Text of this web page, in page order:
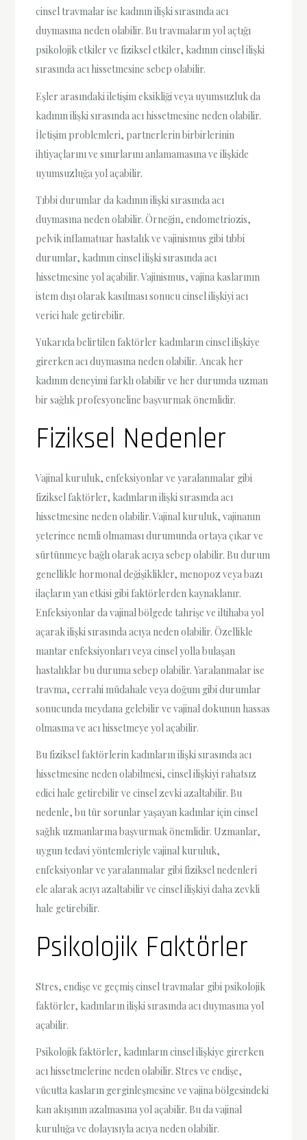
cinsel travmalar ise kadının ilişki sırasında acı
duymasına neden olabilir. Bu travmaların yol açtığı
psikolojik etkiler ve fiziksel etkiler, kadının cinsel ilişki
sırasında acı hissetmesine sebep olabilir.
Eşler arasındaki iletişim eksikliği veya uyumsuzluk da
kadının ilişki sırasında acı hissetmesine neden olabilir.
İletişim problemleri, partnerlerin birbirlerinin
ihtiyaçlarını ve sınırlarını anlamamasına ve ilişkide
uyumsuzluğa yol açabilir.
Tıbbi durumlar da kadının ilişki sırasında acı
duymasına neden olabilir. Örneğin, endometriozis,
pelvik inflamatuar hastalık ve vajinismus gibi tıbbi
durumlar, kadının cinsel ilişki sırasında acı
hissetmesine yol açabilir. Vajinismus, vajina kaslarının
istem dışı olarak kasılması sonucu cinsel ilişkiyi acı
verici hale getirebilir.
Yukarıda belirtilen faktörler kadınların cinsel ilişkiye
girerken acı duymasına neden olabilir. Ancak her
kadının deneyimi farklı olabilir ve her durumda uzman
bir sağlık profesyoneline başvurmak önemlidir.
Fiziksel Nedenler
Vajinal kuruluk, enfeksiyonlar ve yaralanmalar gibi
fiziksel faktörler, kadınların ilişki sırasında acı
hissetmesine neden olabilir. Vajinal kuruluk, vajinanın
yeterince nemli olmaması durumunda ortaya çıkar ve
sürtünmeye bağlı olarak acıya sebep olabilir. Bu durum
genellikle hormonal değişiklikler, menopoz veya bazı
ilaçların yan etkisi gibi faktörlerden kaynaklanır.
Enfeksiyonlar da vajinal bölgede tahrişe ve iltihaba yol
açarak ilişki sırasında acıya neden olabilir. Özellikle
mantar enfeksiyonları veya cinsel yolla bulaşan
hastalıklar bu duruma sebep olabilir. Yaralanmalar ise
travma, cerrahi müdahale veya doğum gibi durumlar
sonucunda meydana gelebilir ve vajinal dokunun hassas
olmasına ve acı hissetmeye yol açabilir.
Bu fiziksel faktörlerin kadınların ilişki sırasında acı
hissetmesine neden olabilmesi, cinsel ilişkiyi rahatsız
edici hale getirebilir ve cinsel zevki azaltabilir. Bu
nedenle, bu tür sorunlar yaşayan kadınlar için cinsel
sağlık uzmanlarına başvurmak önemlidir. Uzmanlar,
uygun tedavi yöntemleriyle vajinal kuruluk,
enfeksiyonlar ve yaralanmalar gibi fiziksel nedenleri
ele alarak acıyı azaltabilir ve cinsel ilişkiyi daha zevkli
hale getirebilir.
Psikolojik Faktörler
Stres, endişe ve geçmiş cinsel travmalar gibi psikolojik
faktörler, kadınların ilişki sırasında acı duymasına yol
açabilir.
Psikolojik faktörler, kadınların cinsel ilişkiye girerken
acı hissetmelerine neden olabilir. Stres ve endişe,
vücutta kasların gerginleşmesine ve vajina bölgesindeki
kan akışının azalmasına yol açabilir. Bu da vajinal
kuruluğa ve dolayısıyla acıya neden olabilir.